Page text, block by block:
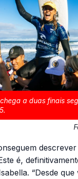
a duas finais
é,
“Desde